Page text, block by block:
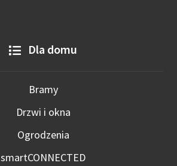
Dla domu
Bramy
Drzwi i okna
Ogrodzenia
smartCONNECTED